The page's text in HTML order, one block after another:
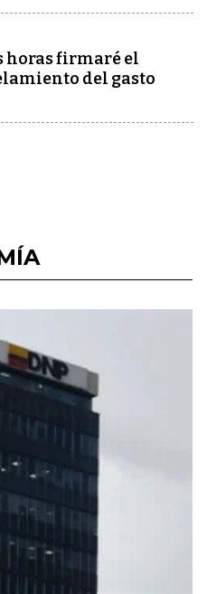
horas firmaré el
del gasto